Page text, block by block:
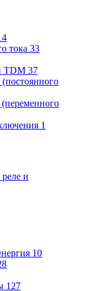
тока 33
TDM 37
1
и
10
127